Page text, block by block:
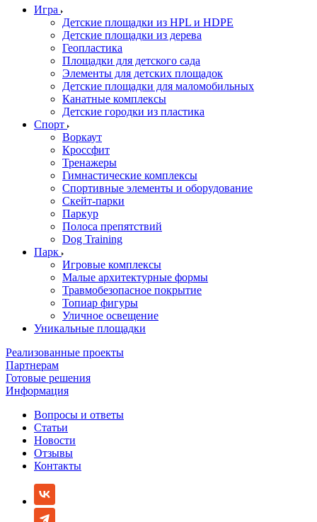
Игра
Детские площадки из HPL и HDPE
Детские площадки из дерева
Геопластика
Площадки для детского сада
Элементы для детских площадок
Детские площадки для маломобильных
Канатные комплексы
Детские городки из пластика
Спорт
Воркаут
Кроссфит
Тренажеры
Гимнастические комплексы
Спортивные элементы и оборудование
Скейт-парки
Паркур
Полоса препятствий
Dog Training
Парк
Игровые комплексы
Малые архитектурные формы
Травмобезопасное покрытие
Топиар фигуры
Уличное освещение
Уникальные площадки
Реализованные проекты
Партнерам
Готовые решения
Информация
Вопросы и ответы
Статьи
Новости
Отзывы
Контакты